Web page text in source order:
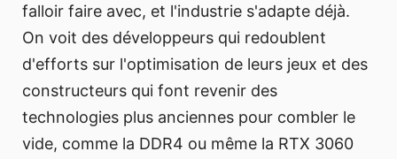
falloir faire avec, et l'industrie s'adapte déjà.
On voit des développeurs qui redoublent
d'efforts sur l'optimisation de leurs jeux et des
constructeurs qui font revenir des
technologies plus anciennes pour combler le
vide, comme la DDR4 ou même la RTX 3060